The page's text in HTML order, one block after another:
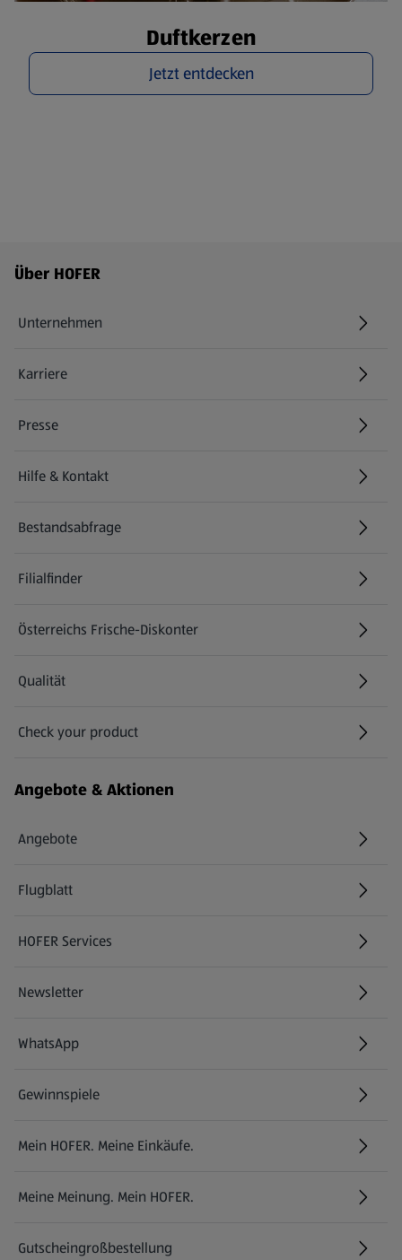
Duftkerzen
Jetzt entdecken
Fußzeilenmenü - weitere Links
Über HOFER
Unternehmen
Karriere
(öffnet in einem neuen Tab)
Presse
Hilfe & Kontakt
(öffnet in einem neuen Tab)
Bestandsabfrage
(öffnet in einem neuen Tab)
Filialfinder
Österreichs Frische-Diskonter
Qualität
Check your product
(öffnet in einem neuen Tab)
Angebote & Aktionen
Angebote
Flugblatt
HOFER Services
Newsletter
WhatsApp
Gewinnspiele
Mein HOFER. Meine Einkäufe.
Meine Meinung. Mein HOFER.
Gutscheingroßbestellung
(öffnet in einem neuen Tab)